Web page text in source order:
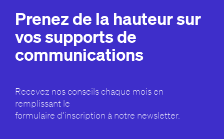
Prenez de la hauteur sur
vos supports de
communications
Recevez nos conseils chaque mois en
remplissant le
formulaire d’inscription à notre newsletter.